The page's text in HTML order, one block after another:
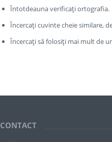
Întotdeauna verificați ortografia.
Încercați cuvinte cheie similare,
Încercați să folosiți mai mult de
CONTACT